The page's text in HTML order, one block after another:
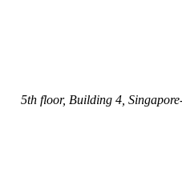
5th floor, Building 4,